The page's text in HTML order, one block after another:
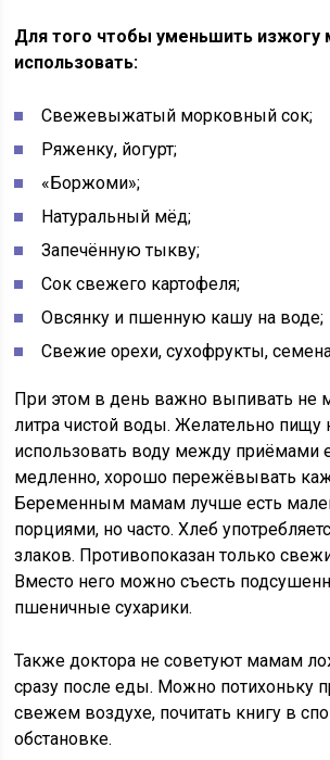
Для того чтобы уменьшить изжогу
использовать:
Свежевыжатый морковный сок;
Ряженку, йогурт;
«Боржоми»;
Натуральный мёд;
Запечённую тыкву;
Сок свежего картофеля;
Овсянку и пшенную кашу на воде;
Свежие орехи, сухофрукты,
При этом в день важно выпивать не
литра чистой воды. Желательно пищу
использовать воду между приёмами
медленно, хорошо пережёвывать
Беременным мамам лучше есть
порциями, но часто. Хлеб
злаков. Противопоказан только
Вместо него можно съесть
пшеничные сухарики.
Также доктора не советуют мамам
сразу после еды. Можно потихоньку
свежем воздухе, почитать книгу в
обстановке.